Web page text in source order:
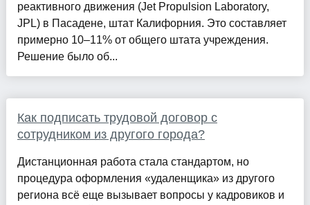
реактивного движения (Jet Propulsion Laboratory,
JPL) в Пасадене, штат Калифорния. Это составляет
примерно 10–11% от общего штата учреждения.
Решение было об...
Как подписать трудовой договор с
сотрудником из другого города?
Дистанционная работа стала стандартом, но
процедура оформления «удаленщика» из другого
региона всё еще вызывает вопросы у кадровиков и